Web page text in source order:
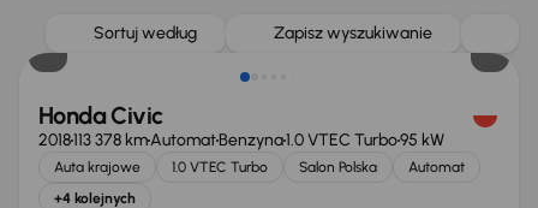
Sortuj według Zapisz wyszukiwanie
Taniej o 1 500 zł
Honda Civic
2018113 378 kmAutomatBenzyna1.0 VTEC Turbo95 kW
Auta krajowe 1.0 VTEC Turbo Salon Polska
Automat
+4 kolejnych